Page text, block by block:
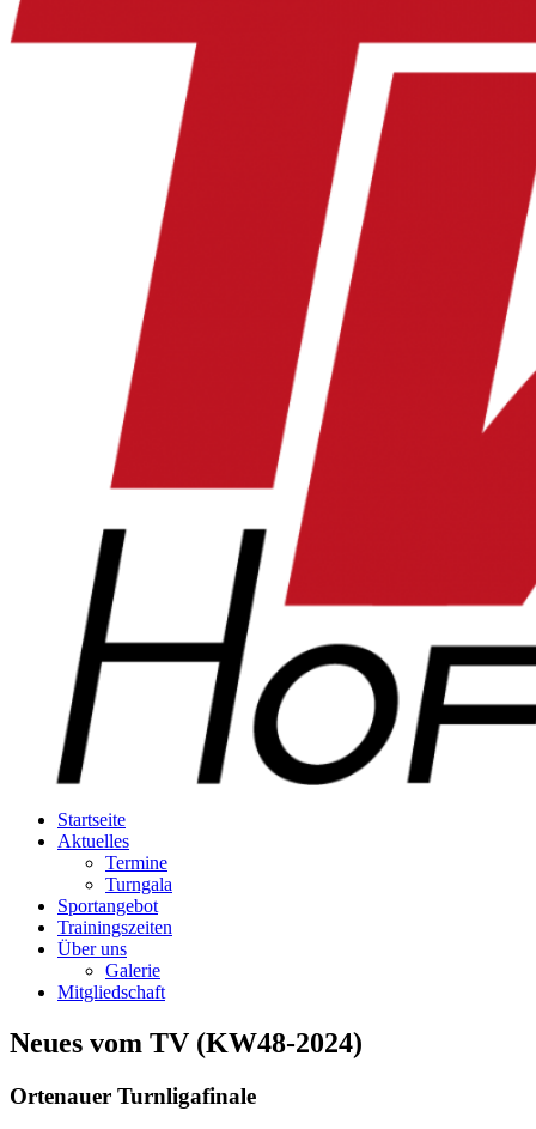
Startseite
Aktuelles
Termine
Turngala
Sportangebot
Trainingszeiten
Über uns
Galerie
Mitgliedschaft
Neues vom TV (KW48-2024)
Ortenauer Turnligafinale